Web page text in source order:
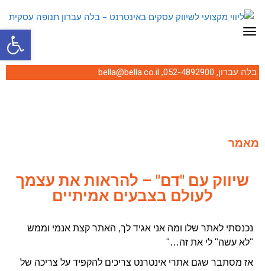
פתח תפריט
בלה עברון, 052-4892900
,
bella@bella.co.il
מאמר
שיווק עם "דם" – להראות את עצמך
לעולם בצבעים אמיתיים
נכנסתי לאתר שלו ומה אני אגיד לך, האתר קצת אנמי וממש
"לא עשה" לי את זה…"
אז מסתבר שגם אתרי אינטרנט צריכים להקפיד על צריכה של